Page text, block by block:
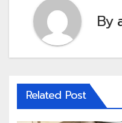
By
Related Post